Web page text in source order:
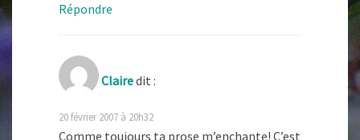
Répondre
Clairedit :
20 février 2007 à 20h32
Comme toujours ta prose m’enchante! C’est